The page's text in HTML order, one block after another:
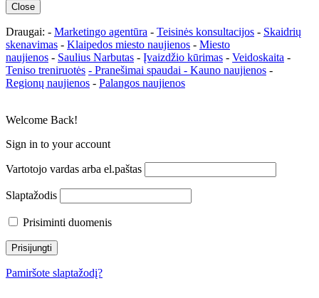
Close
Draugai: - Marketingo agentūra - Teisinės konsultacijos - Skaidrių
skenavimas - Klaipedos miesto naujienos - Miesto
naujienos - Saulius Narbutas - Įvaizdžio kūrimas - Veidoskaita -
Teniso treniruotės - Pranešimai spaudai - Kauno naujienos -
Regionų naujienos - Palangos naujienos
Welcome Back!
Sign in to your account
Vartotojo vardas arba el.paštas
Slaptažodis
Prisiminti duomenis
Pamiršote slaptažodį?